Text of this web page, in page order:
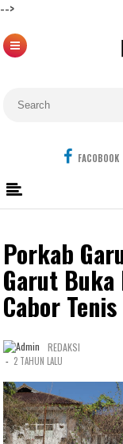
-->
FACOBOOK
Porkab
Garut
Cabor
REDAKSI
- 2 TAHUN LALU